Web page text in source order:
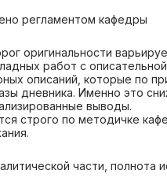
регламентом кафедры
оригинальности
работ с
описаний, которые по
дневника. Именно это
выводы.
строго по методичке
части, полнота